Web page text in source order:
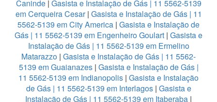
Caninde| Gasista e Instalação de Gás | 11 5562-5139
em Cerqueira Cesar| Gasista e Instalação de Gás | 11
5562-5139 em City America | Gasista e Instalação de
Gás | 11 5562-5139 em Engenheiro Goulart | Gasista e
Instalação de Gás | 11 5562-5139 em Ermelino
Matarazzo | Gasista e Instalação de Gás | 11 5562-
5139 em Guaianazes| Gasista e Instalação de Gás |
11 5562-5139 em Indianopolis | Gasista e Instalação
de Gás | 11 5562-5139 em Interlagos| Gasista e
Instalação de Gás | 11 5562-5139 em Itaberaba |